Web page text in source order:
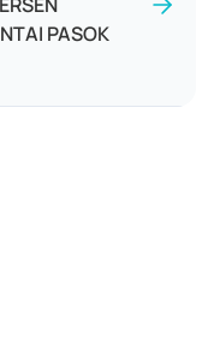
PASOK